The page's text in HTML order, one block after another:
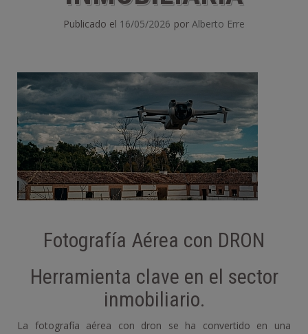
Publicado el 16/05/2026 por Alberto Erre
Fotografía Aérea con DRON
Herramienta clave en el sector
inmobiliario.
La fotografía aérea con dron se ha convertido en una